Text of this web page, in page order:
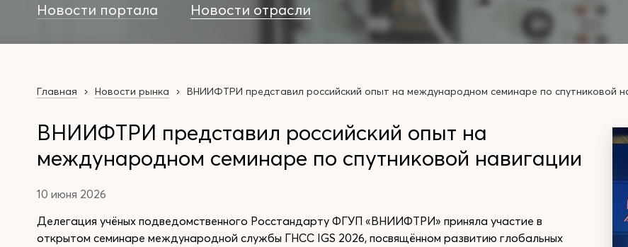
Новости портала Новости отрасли
Главная Новости рынка ВНИИФТРИ представил российский опыт на международном семинаре по спутниковой
ВНИИФТРИ представил российский опыт на
международном семинаре по спутниковой навигации
10 июня 2026
Делегация учёных подведомственного Росстандарту ФГУП «ВНИИФТРИ» приняла участие в
открытом семинаре международной службы ГНСС IGS 2026, посвящённом развитию глобальных